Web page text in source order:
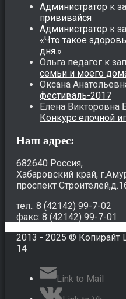
Администратор к
прививайся
Администратор к
«Что такое
дня.»
Ольга педагог к
семьи и моего
Оксана
фестиваль-2017
Елена Викторовна
Конкурс елочной
Наш адрес:
682640 Россия,
Хабаровский край,
проспект
тел.: 8 (42142) 99-7-02
факс: 8 (42142) 99-7-01
2013 - 2025 © Копирайт
14
Link to Mail